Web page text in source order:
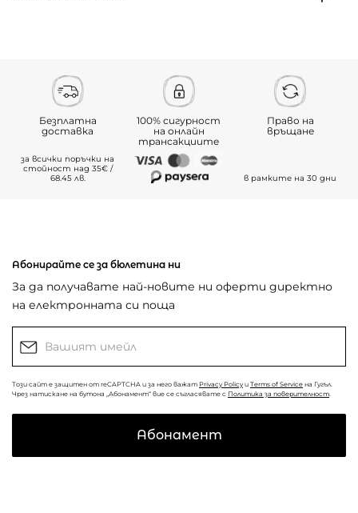
Безплатна
доставка
за всички поръчки на
стойност над 35€ /
68.45 лв.
100% сигурност
на онлайн
трансакциите
Право на
връщане
в рамките на 30 дни
Абонирайте се за бюлетина ни
За да получавате най-новите ни оферти директно
на електронната си поща
Този сайт е защитен от reCAPTCHA и за него важат Privacy Policy и Terms of Service на Гугъл.
Чрез натискане на бутона „Абонамент“ вие се съгласявате с Политика за поверителност.
Абонамент